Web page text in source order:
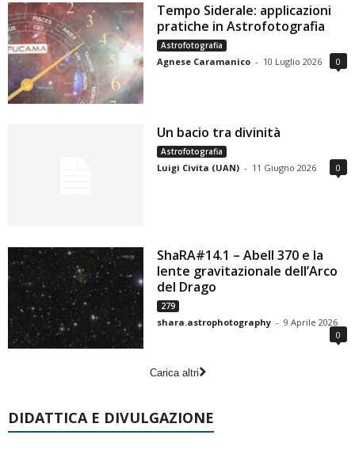
Tempo Siderale: applicazioni
pratiche in Astrofotografia
Astrofotografia
Agnese Caramanico - 10 Luglio 2026 0
Un bacio tra divinità
Astrofotografia
Luigi Civita (UAN) - 11 Giugno 2026 0
ShaRA#14.1 – Abell 370 e la
lente gravitazionale dell’Arco
del Drago
279
shara.astrophotography - 9 Aprile 2026
0
Carica altri
DIDATTICA E DIVULGAZIONE